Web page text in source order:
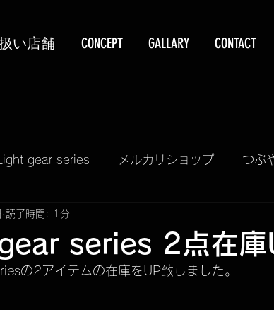
い店舗 CONCEPT GALLARY CONTACT
gear series メルカリショップ つぶ
LV390
情報 予約販売受付 掲載情報
series 2点在庫
読了時間: 1分
の2アイテムの在庫をUP致しました。